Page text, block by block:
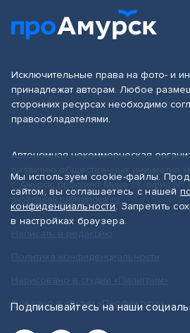
Исключительные права на фото- и
принадлежат авторам. Любое
сторонних ресурсах необходимо
правообладателями.
Автономная некоммерческая
г. Амурск, проспект Мира 19, офис №
proamursk.ru@yandex.ru
Сделано в студии «Перфектура»
Мы используем cookie-файлы.
сайтом, вы соглашаетесь с нашей
конфиденциальности. Запретить
в настройках браузера.
Подписывайтесь на наши